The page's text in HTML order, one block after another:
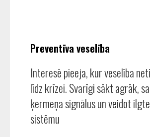
Preventīva veselība
Interesē pieeja, kur veselība
līdz krīzei. Svarīgi sākt agrāk,
ķermeņa signālus un veidot
sistēmu